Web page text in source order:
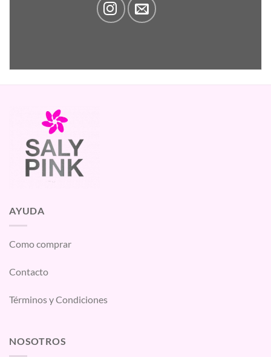
AYUDA
Como comprar
Contacto
Términos y Condiciones
NOSOTROS